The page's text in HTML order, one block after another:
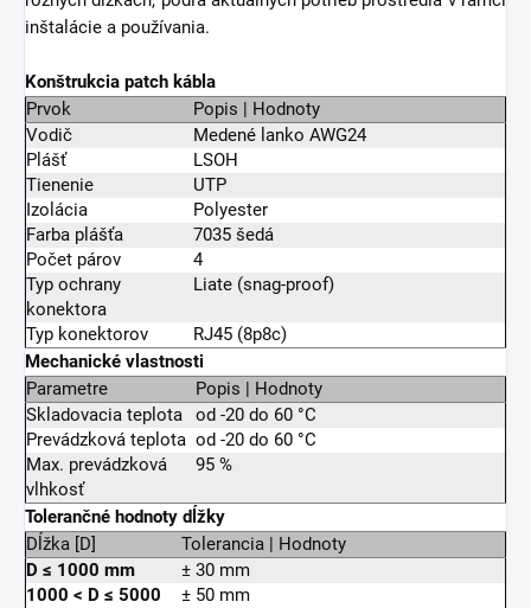
inštalácie a používania.
Konštrukcia patch kábla
Prvok
Popis | Hodnoty
Vodič
Medené lanko AWG24
Plášť
LSOH
Tienenie
UTP
Izolácia
Polyester
Farba plášťa
7035 šedá
Počet párov
4
Typ ochrany
konektora
Liate (snag-proof)
Typ konektorov
RJ45 (8p8c)
Mechanické vlastnosti
Parametre
Popis | Hodnoty
Skladovacia teplota
od -20 do 60 °C
Prevádzková teplota od -20 do 60 °C
Max. prevádzková
vlhkosť
95 %
Tolerančné hodnoty dĺžky
Dĺžka [D]
Tolerancia | Hodnoty
D ≤ 1000 mm
± 30 mm
1000 < D ≤ 5000
± 50 mm